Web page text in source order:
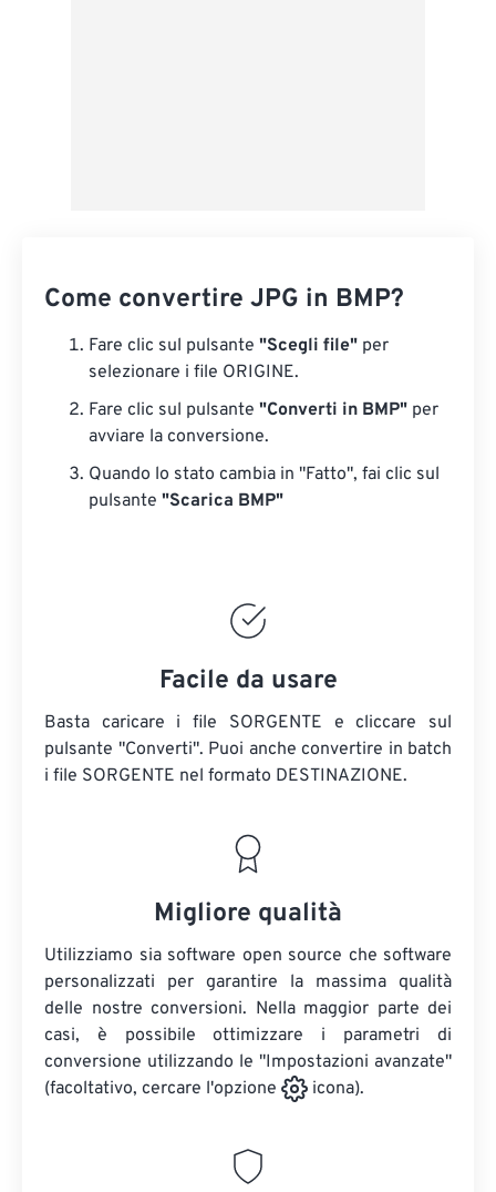
Come convertire JPG in BMP?
Fare clic sul pulsante "Scegli file" per
selezionare i file ORIGINE.
Fare clic sul pulsante "Converti in BMP" per
avviare la conversione.
Quando lo stato cambia in "Fatto", fai clic sul
pulsante "Scarica BMP"
Facile da usare
Basta caricare i file SORGENTE e cliccare sul
pulsante "Converti". Puoi anche convertire in batch
i file SORGENTE nel formato DESTINAZIONE.
Migliore qualità
Utilizziamo sia software open source che software
personalizzati per garantire la massima qualità
delle nostre conversioni. Nella maggior parte dei
casi, è possibile ottimizzare i parametri di
conversione utilizzando le "Impostazioni avanzate"
(facoltativo, cercare l'opzione
icona).